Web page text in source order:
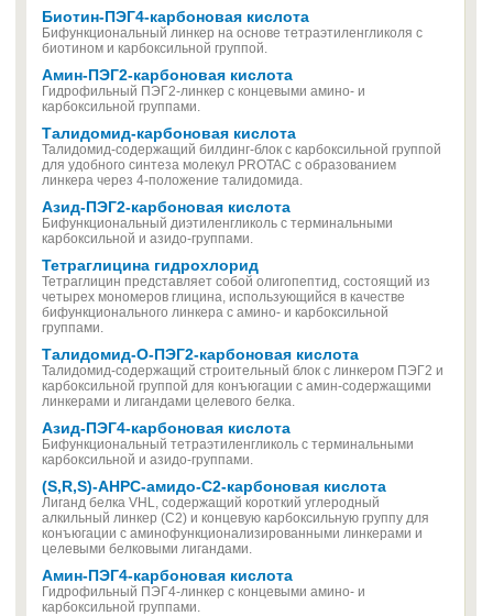
Биотин-ПЭГ4-карбоновая кислота
Бифункциональный линкер на основе тетраэтиленгликоля с
биотином и карбоксильной группой.
Амин-ПЭГ2-карбоновая кислота
Гидрофильный ПЭГ2-линкер с концевыми амино- и
карбоксильной группами.
Талидомид-карбоновая кислота
Талидомид-содержащий билдинг-блок с карбоксильной группой
для удобного синтеза молекул PROTAC с образованием
линкера через 4-положение талидомида.
Азид-ПЭГ2-карбоновая кислота
Бифункциональный диэтиленгликоль с терминальными
карбоксильной и азидо-группами.
Тетраглицина гидрохлорид
Тетраглицин представляет собой олигопептид, состоящий из
четырех мономеров глицина, использующийся в качестве
бифункционального линкера c амино- и карбоксильной
группами.
Талидомид-O-ПЭГ2-карбоновая кислота
Талидомид-содержащий строительный блок с линкером ПЭГ2 и
карбоксильной группой для конъюгации с амин-содержащими
линкерами и лигандами целевого белка.
Азид-ПЭГ4-карбоновая кислота
Бифункциональный тетраэтиленгликоль с терминальными
карбоксильной и азидо-группами.
(S,R,S)-AHPC-амидо-C2-карбоновая кислота
Лиганд белка VHL, содержащий короткий углеродный
алкильный линкер (C2) и концевую карбоксильную группу для
конъюгации с аминофункционализированными линкерами и
целевыми белковыми лигандами.
Амин-ПЭГ4-карбоновая кислота
Гидрофильный ПЭГ4-линкер с концевыми амино- и
карбоксильной группами.